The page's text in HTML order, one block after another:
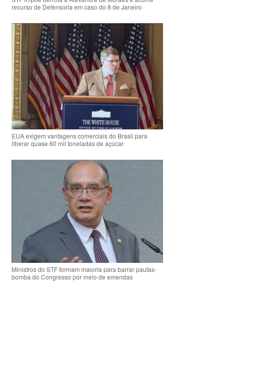
recurso de Defensoria em caso do 8 de Janeiro
EUA exigem vantagens comerciais do Brasil para
liberar quase 60 mil toneladas de açúcar
Ministros do STF formam maioria para barrar pautas-
bomba do Congresso por meio de emendas